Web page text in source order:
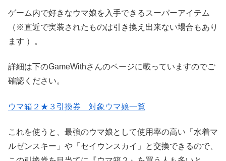
ゲーム内で好きなウマ娘を入手できるスーパーアイテム
（※直近で実装されたものは引き換え出来ない場合もあり
ます ）。
詳細は下のGameWithさんのページに載っていますのでご
確認ください。
ウマ箱２★３引換券 対象ウマ娘一覧
これを使うと、最強のウマ娘として使用率の高い「水着マ
ルゼンスキー」や「セイウンスカイ」と交換できるので、